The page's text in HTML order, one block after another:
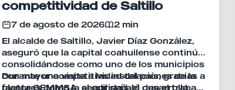
competitividad de Saltillo
7 de agosto de 2026
2 min
El alcalde de Saltillo, Javier Díaz González,
aseguró que la capital coahuilense continúa
consolidándose como uno de los municipios
con mayor competitividad del país, gracias a
factores como la seguridad, el desarrollo
Durante una visita a las instalaciones de la
planta GEMMSA, el edil señaló que el trabajo